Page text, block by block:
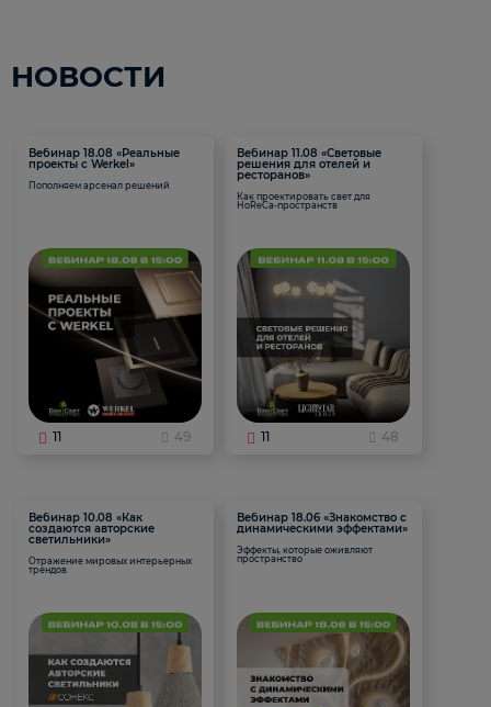
НОВОСТИ
Вебинар 18.08 «Реальные
проекты с Werkel»
Пополняем арсенал решений
11 49
Вебинар 11.08 «Световые
решения для отелей и
ресторанов»
Как проектировать свет для
HoReCa-пространств
11 48
Вебинар 10.08 «Как
создаются авторские
светильники»
Отражение мировых интерьерных
трендов
Вебинар 18.06 «Знакомство с
динамическими эффектами»
Эффекты, которые оживляют
пространство